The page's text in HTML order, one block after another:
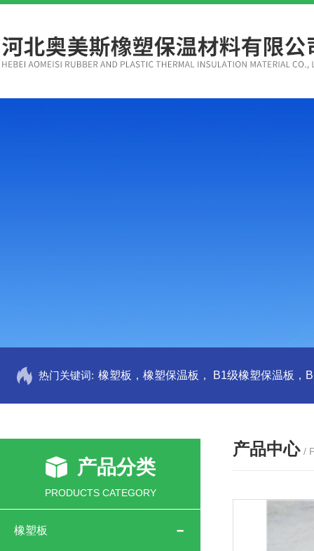
热门关键词:
产品分类
PRODUCTS CATEGORY
橡塑板
产品中心 /